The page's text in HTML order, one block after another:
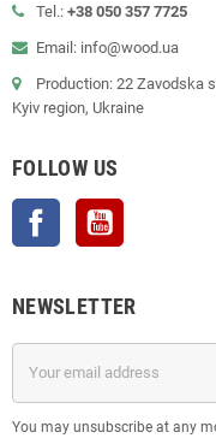
Tel.: +38 050 357 7725
Email: info@wood.ua
Production: 22 Zavodska
Kyiv region, Ukraine
FOLLOW US
Facebook
NEWSLETTER
You may unsubscribe at any